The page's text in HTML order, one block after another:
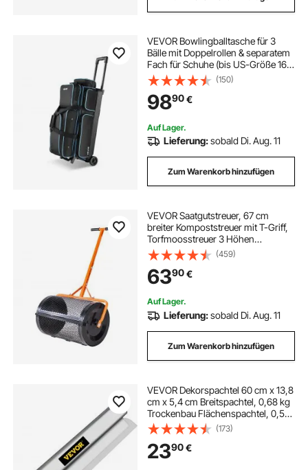
VEVOR Bowlingballtasche für 3
Bälle mit Doppelrollen & separatem
Fach für Schuhe (bis US-Größe 16)
& übergroßer Zubehörtasche,
einziehbarer Griff lässt sich auf 105
cm ausziehen Schwarz + Blau
(150)
9890€
Auf Lager.
Lieferung:sobald Di. Aug. 11
Zum Warenkorb hinzufügen
VEVOR Saatgutstreuer, 67 cm
breiter Kompoststreuer mit T-Griff,
Torfmoosstreuer 3 Höhen
verstellbar, pulverbeschichteter
Gartenstreuer aus Stahl, robuster
Düngestreuer zum Pflanzen und
Säen
(459)
6390€
Auf Lager.
Lieferung:sobald Di. Aug. 11
Zum Warenkorb hinzufügen
VEVOR Dekorspachtel 60 cm x 13,8
cm x 5,4 cm Breitspachtel, 0,68 kg
Trockenbau Flächenspachtel, 0,5
mm Klingenstärke
Fassadenspachtel aus Edelstahl,
Gipserspachtel zum Verputzen von
Wänden & Decken
(173)
2390€